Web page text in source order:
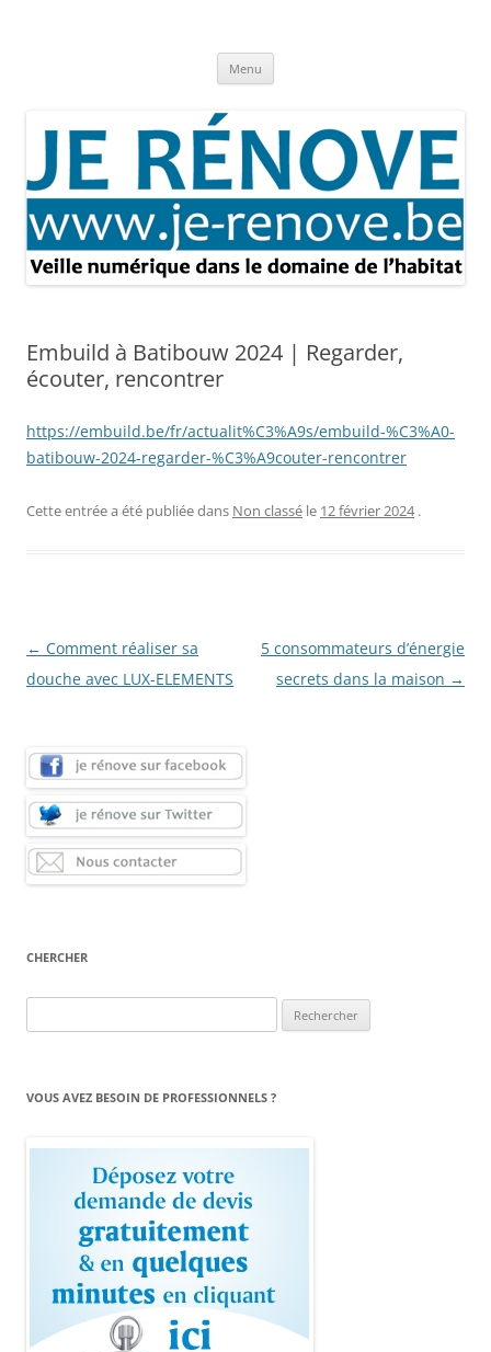
Menu
Embuild à Batibouw 2024 | Regarder,
écouter, rencontrer
https://embuild.be/fr/actualit%C3%A9s/embuild-%C3%A0-
batibouw-2024-regarder-%C3%A9couter-rencontrer
Cette entrée a été publiée dans Non classé le 12 février 2024 .
Navigation
des
← Comment réaliser sa
douche avec LUX-ELEMENTS
5 consommateurs d’énergie
secrets dans la maison →
CHERCHER
VOUS AVEZ BESOIN DE PROFESSIONNELS ?